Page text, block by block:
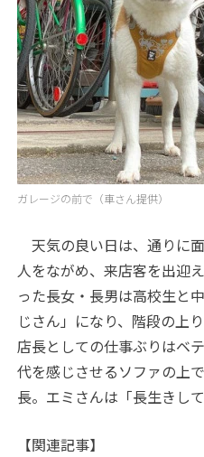
ガレージの前で（車さん提供）
天気の良い日は、通りに
人をながめ、来店客を出迎
った長女・長男は高校生と
じさん」になり、階段の上
店長としての仕事ぶりはベ
代を感じさせるソファの上
長。エミさんは「長生きし
【関連記事】